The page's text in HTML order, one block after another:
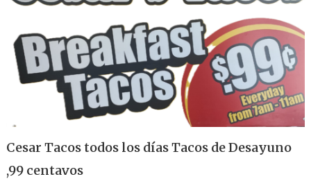
Cesar Tacos todos los días Tacos de Desayuno
,99 centavos